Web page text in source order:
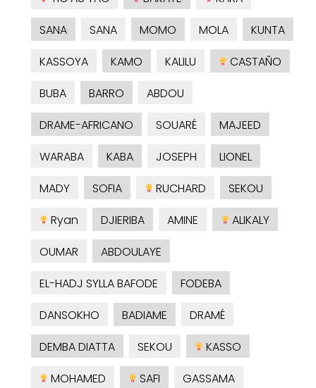
SANA
SANA MOMO MOLA
KUNTA
KASSOYA
KAMO KALILU
CASTAÑO
BUBA
BARRO
ABDOU
DRAME-AFRICANO
SOUARÉ
MAJEED
WARABA
KABA JOSEPH
LIONEL
MADY
SOFIA RUCHARD
SEKOU
Ryan
DJIERIBA AMINE
ALIKALY
OUMAR
ABDOULAYE
EL-HADJ SYLLA BAFODE
FODEBA
DANSOKHO
BADIAME
DRAMÉ
DEMBA DIATTA
SEKOU
KASSO
MOHAMED
SAFI
GASSAMA